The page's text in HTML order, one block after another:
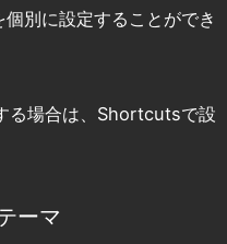
別に設定することができ
る場合は、Shortcutsで設
ーマ